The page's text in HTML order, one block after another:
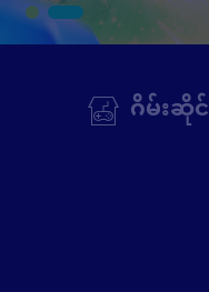
ဂိမ်းဆိုင်